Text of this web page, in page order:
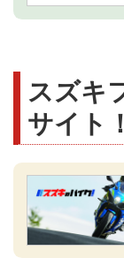
スズキ
サイト！